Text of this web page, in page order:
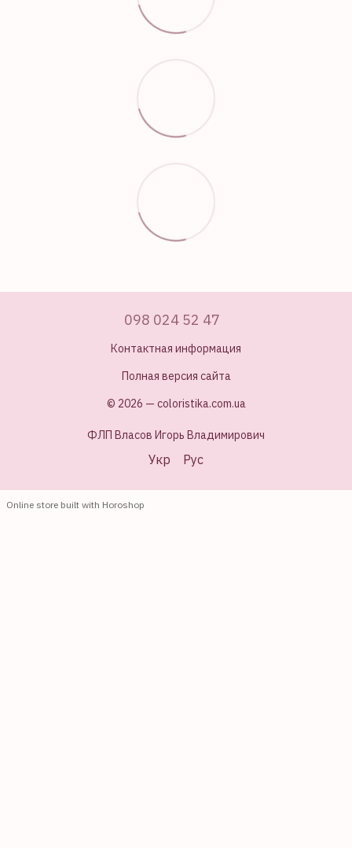
098 024 52 47
Контактная информация
Полная версия сайта
© 2026 — coloristika.com.ua
ФЛП Власов Игорь Владимирович
Укр Рус
Online store built with Horoshop